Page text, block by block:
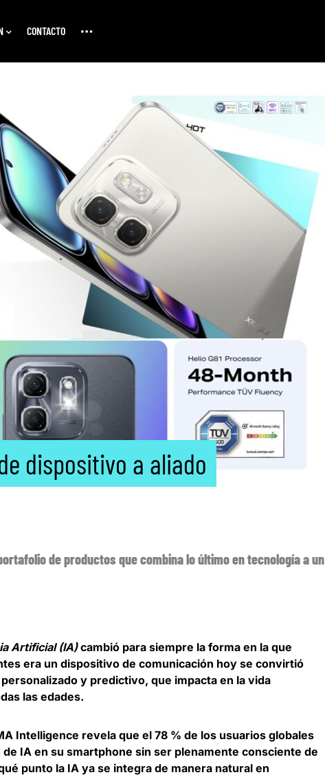
CONTACTO
dispositivo a aliado
de productos que combina lo último en tecnología a un
Artificial (IA)cambió para siempre la forma en la que
era un dispositivo de comunicación hoy se convirtió
y predictivo, que impacta en la vida
las edades.
Intelligence revela que el 78 % de los usuarios globales
IA en su smartphone sin ser plenamente consciente de
punto la IA ya se integra de manera natural en